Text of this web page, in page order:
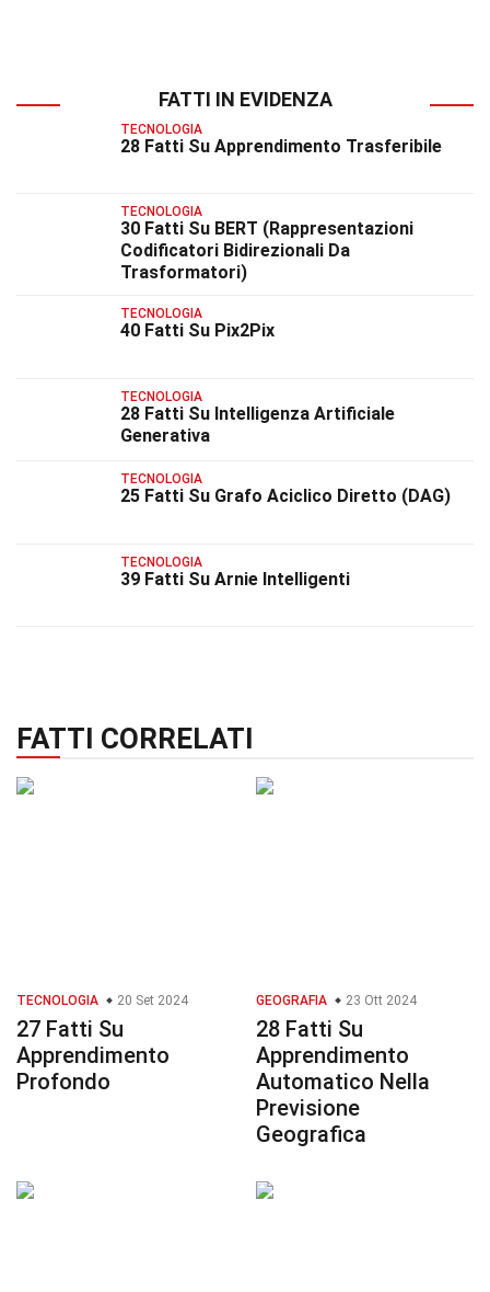
FATTI IN EVIDENZA
TECNOLOGIA
28 Fatti Su Apprendimento Trasferibile
TECNOLOGIA
30 Fatti Su BERT (Rappresentazioni
Codificatori Bidirezionali Da
Trasformatori)
TECNOLOGIA
40 Fatti Su Pix2Pix
TECNOLOGIA
28 Fatti Su Intelligenza Artificiale
Generativa
TECNOLOGIA
25 Fatti Su Grafo Aciclico Diretto (DAG)
TECNOLOGIA
39 Fatti Su Arnie Intelligenti
FATTI CORRELATI
TECNOLOGIA 20 Set 2024
27 Fatti Su
Apprendimento
Profondo
GEOGRAFIA 23 Ott 2024
28 Fatti Su
Apprendimento
Automatico Nella
Previsione
Geografica